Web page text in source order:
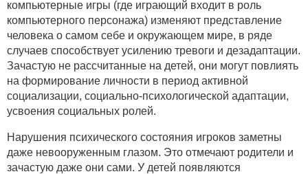
компьютерные игры (где играющий входит в роль
компьютерного персонажа) изменяют представление
человека о самом себе и окружающем мире, в ряде
случаев способствует усилению тревоги и дезадаптации.
Зачастую не рассчитанные на детей, они могут повлиять
на формирование личности в период активной
социализации, социально-психологической адаптации,
усвоения социальных ролей.
Нарушения психического состояния игроков заметны
даже невооруженным глазом. Это отмечают родители и
зачастую даже они сами. У детей появляются